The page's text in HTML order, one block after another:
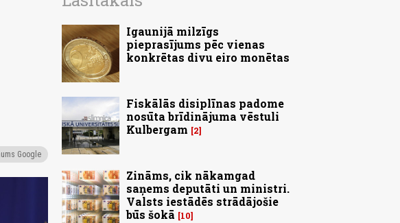
Google
Igaunijā milzīgs
pieprasījums pēc vienas
konkrētas divu eiro monētas
Fiskālās disiplīnas padome
nosūta brīdinājuma vēstuli
Kulbergam
2
Zināms, cik nākamgad
saņems deputāti un ministri.
Valsts iestādēs strādājošie
būs šokā
10